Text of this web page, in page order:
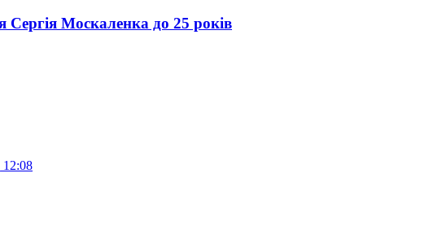
Сергія Москаленка до 25 років
12:08